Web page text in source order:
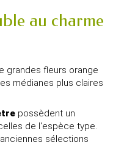
au charme
grandes fleurs orange
médianes plus claires
possèdent un
de l'espèce type.
sélections